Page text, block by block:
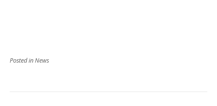
Posted inNews